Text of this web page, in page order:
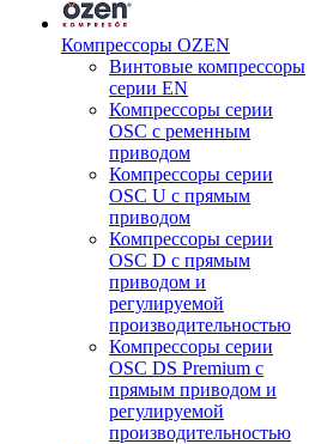
Компрессоры OZEN
Винтовые компрессоры
серии EN
Компрессоры серии
OSC с ременным
приводом
Компрессоры серии
OSC U с прямым
приводом
Компрессоры серии
OSC D с прямым
приводом и
регулируемой
производительностью
Компрессоры серии
OSC DS Premium с
прямым приводом и
регулируемой
производительностью